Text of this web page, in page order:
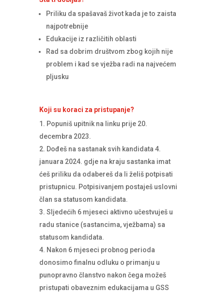
Priliku da spašavaš život kada je to zaista
najpotrebnije
Edukacije iz različitih oblasti
Rad sa dobrim društvom zbog kojih nije
problem i kad se vježba radi na najvećem
pljusku
Koji su koraci za pristupanje?
Popuniš upitnik na linku prije 20.
decembra 2023.
Dođeš na sastanak svih kandidata 4.
januara 2024. gdje na kraju sastanka imat
ćeš priliku da odabereš da li želiš potpisati
pristupnicu. Potpisivanjem postaješ uslovni
član sa statusom kandidata.
Sljedećih 6 mjeseci aktivno učestvuješ u
radu stanice (sastancima, vježbama) sa
statusom kandidata.
Nakon 6 mjeseci probnog perioda
donosimo finalnu odluku o primanju u
punopravno članstvo nakon čega možeš
pristupati obaveznim edukacijama u GSS